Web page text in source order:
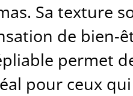
Sa texture
de bien-
permet
pour ceux